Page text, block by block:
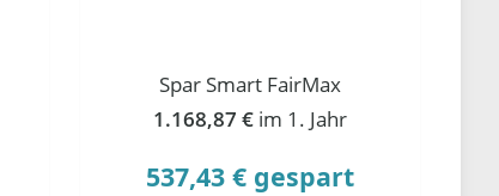
Spar Smart FairMax
1.168,87 € im 1. Jahr
537,43 € gespart